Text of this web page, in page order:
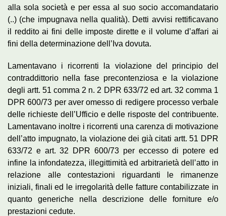
alla sola società e per essa al suo socio accomandatario
(..) (che impugnava nella qualità). Detti avvisi rettificavano
il reddito ai fini delle imposte dirette e il volume d’affari ai
fini della determinazione dell’Iva dovuta.
Lamentavano i ricorrenti la violazione del principio del
contraddittorio nella fase precontenziosa e la violazione
degli artt. 51 comma 2 n. 2 DPR 633/72 ed art. 32 comma 1
DPR 600/73 per aver omesso di redigere processo verbale
delle richieste dell’Ufficio e delle risposte del contribuente.
Lamentavano inoltre i ricorrenti una carenza di motivazione
dell’atto impugnato, la violazione dei già citati artt. 51 DPR
633/72 e art. 32 DPR 600/73 per eccesso di potere ed
infine la infondatezza, illegittimità ed arbitrarietà dell’atto in
relazione alle contestazioni riguardanti le rimanenze
iniziali, finali ed le irregolarità delle fatture contabilizzate in
quanto generiche nella descrizione delle forniture e/o
prestazioni cedute.